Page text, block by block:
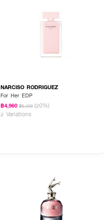
NARCISO RODRIGUEZ
For Her EDP
฿4,960 ฿6,200 (20%)
2 Variations